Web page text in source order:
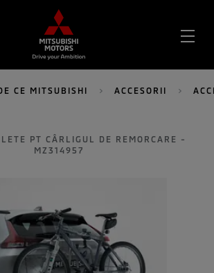
CE MITSUBISHI ACCESORII
PT CÂRLIGUL DE REMORCARE -
MZ314957